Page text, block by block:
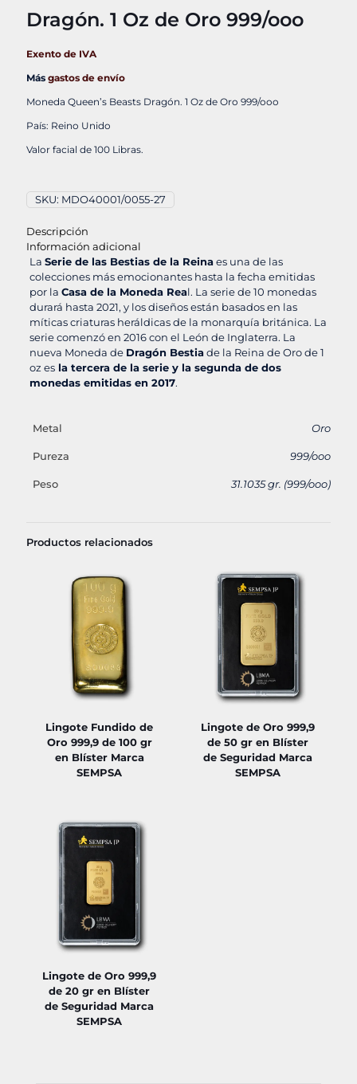
Dragón. 1 Oz de Oro 999/ooo
Exento de IVA
Más gastos de envío
Moneda Queen’s Beasts Dragón. 1 Oz de Oro 999/ooo
País: Reino Unido
Valor facial de 100 Libras.
SKU: MDO40001/0055-27
Descripción
Información adicional
La Serie de las Bestias de la Reinaes una de las
colecciones más emocionantes hasta la fecha emitidas
por la Casa de la Moneda Real. La serie de 10 monedas
durará hasta 2021, y los diseños están basados en las
míticas criaturas heráldicas de la monarquía británica. La
serie comenzó en 2016 con el León de Inglaterra. La
nueva Moneda de Dragón Bestiade la Reina de Oro de 1
oz esla tercera de la serie y la segunda de dos
monedas emitidas en 2017.
Metal Oro
Pureza 999/ooo
Peso 31.1035 gr. (999/ooo)
Productos relacionados
Lingote Fundido de
Oro 999,9 de 100 gr
en Blíster Marca
SEMPSA
Lingote de Oro 999,9
de 50 gr en Blíster
de Seguridad Marca
SEMPSA
Lingote de Oro 999,9
de 20 gr en Blíster
de Seguridad Marca
SEMPSA